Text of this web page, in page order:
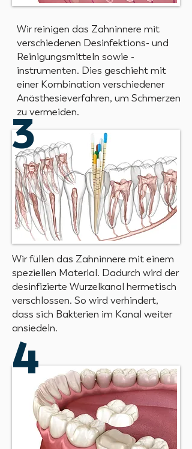
Wir reinigen das Zahninnere mit
verschiedenen Desinfektions- und
Reinigungsmitteln sowie -
instrumenten. Dies geschieht mit
einer Kombination verschiedener
Anästhesieverfahren, um Schmerzen
zu vermeiden.
3
Wir füllen das Zahninnere mit einem
speziellen Material. Dadurch wird der
desinfizierte Wurzelkanal hermetisch
verschlossen. So wird verhindert,
dass sich Bakterien im Kanal weiter
ansiedeln.
4